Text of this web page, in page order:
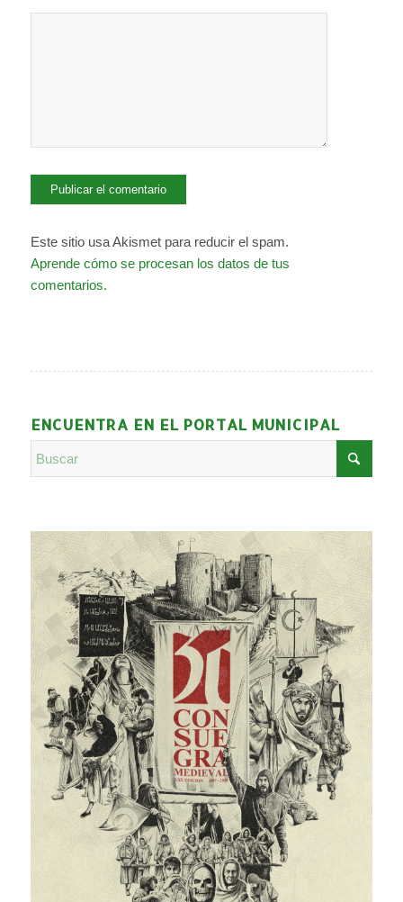
Este sitio usa Akismet para reducir el spam.
Aprende cómo se procesan los datos de tus
comentarios.
ENCUENTRA EN EL PORTAL MUNICIPAL